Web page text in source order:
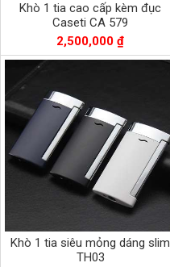
Khò 1 tia cao cấp kèm đục
Caseti CA 579
2,500,000 ₫
Khò 1 tia siêu mỏng dáng slim
TH03